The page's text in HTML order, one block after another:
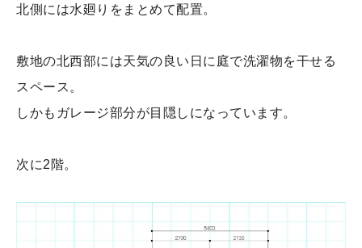
北側には水廻りをまとめて配置。
敷地の北西部には天気の良い日に庭で洗濯物を干せる
スペース。
しかもガレージ部分が目隠しになっています。
次に2階。